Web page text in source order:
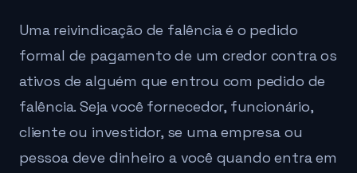
Uma reivindicação de falência é o pedido
formal de pagamento de um credor contra os
ativos de alguém que entrou com pedido de
falência. Seja você fornecedor, funcionário,
cliente ou investidor, se uma empresa ou
pessoa deve dinheiro a você quando entra em